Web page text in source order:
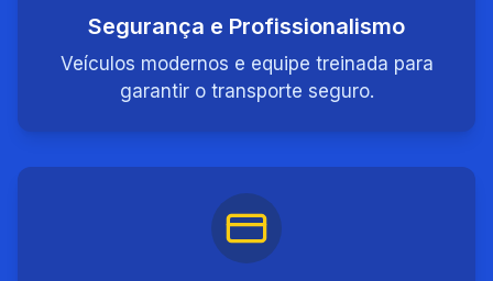
Segurança e Profissionalismo
Veículos modernos e equipe treinada para
garantir o transporte seguro.